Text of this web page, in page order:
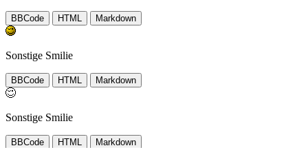
BBCode HTML Markdown
Sonstige Smilie
BBCode HTML Markdown
Sonstige Smilie
BBCode HTML Markdown